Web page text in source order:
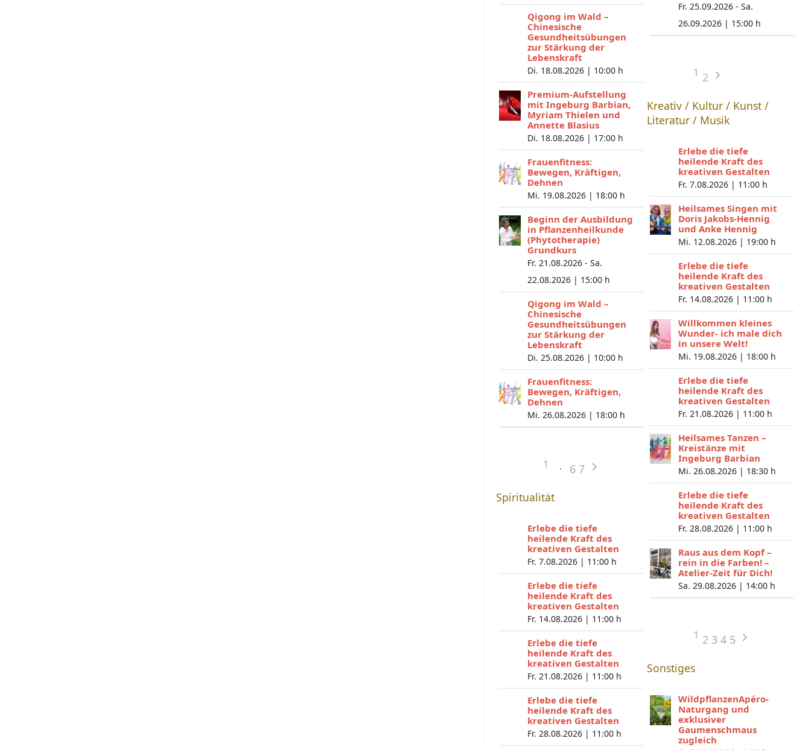
Qigong im Wald –
Chinesische
Gesundheitsübungen
zur Stärkung der
Lebenskraft
Di. 18.08.2026 | 10:00 h
Premium-Aufstellung
mit Ingeburg Barbian,
Myriam Thielen und
Annette Blasius
Di. 18.08.2026 | 17:00 h
Frauenfitness:
Bewegen, Kräftigen,
Dehnen
Mi. 19.08.2026 | 18:00 h
Beginn der Ausbildung
in Pflanzenheilkunde
(Phytotherapie)
Grundkurs
Fr. 21.08.2026 - Sa.
22.08.2026 | 15:00 h
Qigong im Wald –
Chinesische
Gesundheitsübungen
zur Stärkung der
Lebenskraft
Di. 25.08.2026 | 10:00 h
Frauenfitness:
Bewegen, Kräftigen,
Dehnen
Mi. 26.08.2026 | 18:00 h
1 6 7
Spiritualität
Erlebe die tiefe
heilende Kraft des
kreativen Gestalten
Fr. 7.08.2026 | 11:00 h
Erlebe die tiefe
heilende Kraft des
kreativen Gestalten
Fr. 14.08.2026 | 11:00 h
Erlebe die tiefe
heilende Kraft des
kreativen Gestalten
Fr. 21.08.2026 | 11:00 h
Erlebe die tiefe
heilende Kraft des
kreativen Gestalten
Fr. 28.08.2026 | 11:00 h
Fr. 25.09.2026 - Sa.
26.09.2026 | 15:00 h
1 2
Kreativ / Kultur / Kunst /
Literatur / Musik
Erlebe die tiefe
heilende Kraft des
kreativen Gestalten
Fr. 7.08.2026 | 11:00 h
Heilsames Singen mit
Doris Jakobs-Hennig
und Anke Hennig
Mi. 12.08.2026 | 19:00 h
Erlebe die tiefe
heilende Kraft des
kreativen Gestalten
Fr. 14.08.2026 | 11:00 h
Willkommen kleines
Wunder- ich male dich
in unsere Welt!
Mi. 19.08.2026 | 18:00 h
Erlebe die tiefe
heilende Kraft des
kreativen Gestalten
Fr. 21.08.2026 | 11:00 h
Heilsames Tanzen –
Kreistänze mit
Ingeburg Barbian
Mi. 26.08.2026 | 18:30 h
Erlebe die tiefe
heilende Kraft des
kreativen Gestalten
Fr. 28.08.2026 | 11:00 h
Raus aus dem Kopf –
rein in die Farben! –
Atelier-Zeit für Dich!
Sa. 29.08.2026 | 14:00 h
1 2 3 4 5
Sonstiges
WildpflanzenApéro-
Naturgang und
exklusiver
Gaumenschmaus
zugleich